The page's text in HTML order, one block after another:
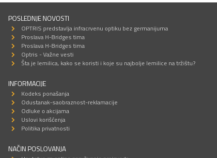
POSLEDNJE NOVOSTI
OPTRIS predstavlja infracrvenu optiku bez germanijuma
Proslava H-Bridges tima
Proslava H-Bridges tima
Optris - Važne vesti
Šta je lemilica, kako se koristi i koje su najbolje lemilice na tržištu?
INFORMACIJE
Kodeks ponašanja
Odustanak-saobraznost-reklamacije
Odluke o akcijama
Uslovi korišćenja
Politika privatnosti
NAČIN POSLOVANJA